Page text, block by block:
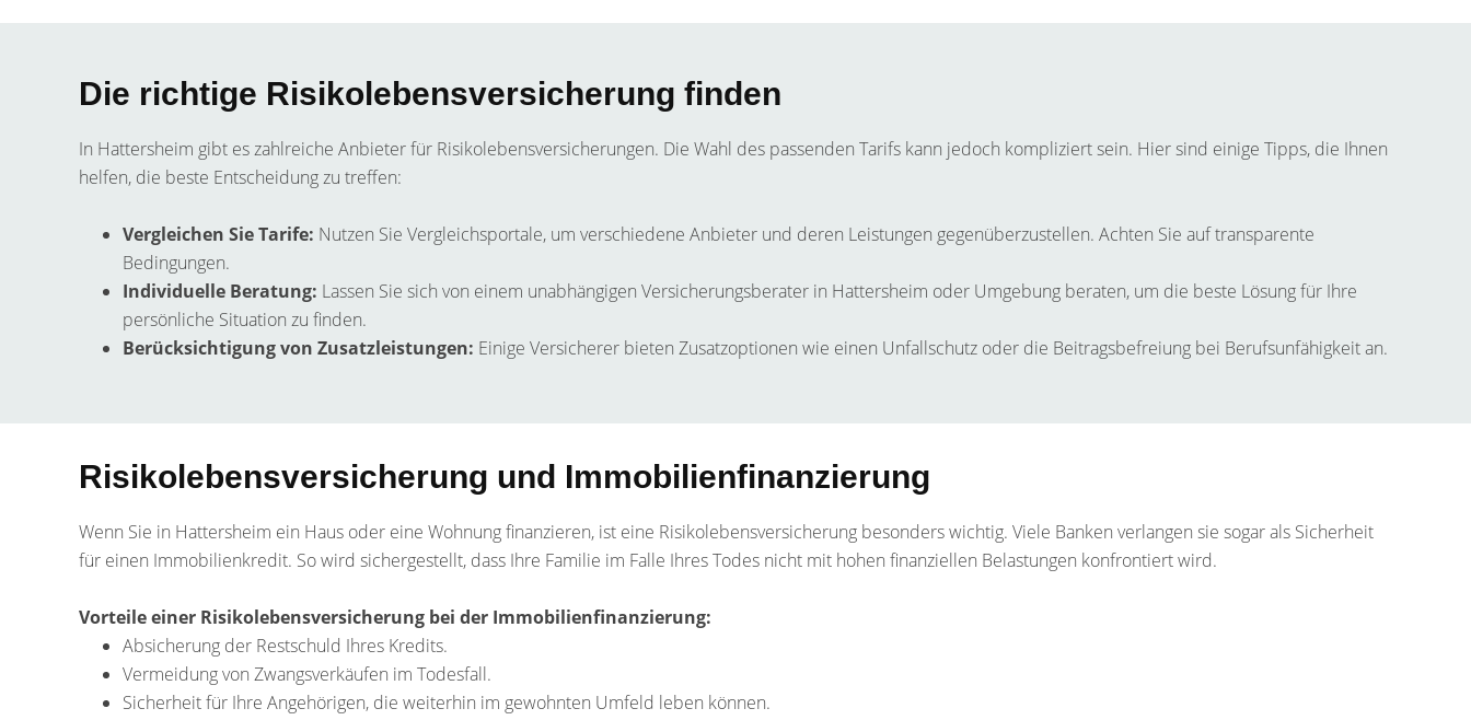
Die richtige Risikolebensversicherung finden
In Hattersheim gibt es zahlreiche Anbieter für Risikolebensversicherungen. Die Wahl des passenden Tarifs kann jedoch kompliziert sein. Hier sind einige Tipps, die Ihnen
helfen, die beste Entscheidung zu treffen:
Vergleichen Sie Tarife: Nutzen Sie Vergleichsportale, um verschiedene Anbieter und deren Leistungen gegenüberzustellen. Achten Sie auf transparente
Bedingungen.
Individuelle Beratung: Lassen Sie sich von einem unabhängigen Versicherungsberater in Hattersheim oder Umgebung beraten, um die beste Lösung für Ihre
persönliche Situation zu finden.
Berücksichtigung von Zusatzleistungen: Einige Versicherer bieten Zusatzoptionen wie einen Unfallschutz oder die Beitragsbefreiung bei Berufsunfähigkeit an.
Risikolebensversicherung und Immobilienfinanzierung
Wenn Sie in Hattersheim ein Haus oder eine Wohnung finanzieren, ist eine Risikolebensversicherung besonders wichtig. Viele Banken verlangen sie sogar als Sicherheit
für einen Immobilienkredit. So wird sichergestellt, dass Ihre Familie im Falle Ihres Todes nicht mit hohen finanziellen Belastungen konfrontiert wird.
Vorteile einer Risikolebensversicherung bei der Immobilienfinanzierung:
Absicherung der Restschuld Ihres Kredits.
Vermeidung von Zwangsverkäufen im Todesfall.
Sicherheit für Ihre Angehörigen, die weiterhin im gewohnten Umfeld leben können.